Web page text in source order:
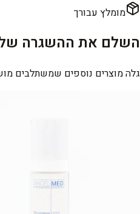
מומלץ עבורך
השלם את ההשגרה
גלה מוצרים נוספים שמשתלבים